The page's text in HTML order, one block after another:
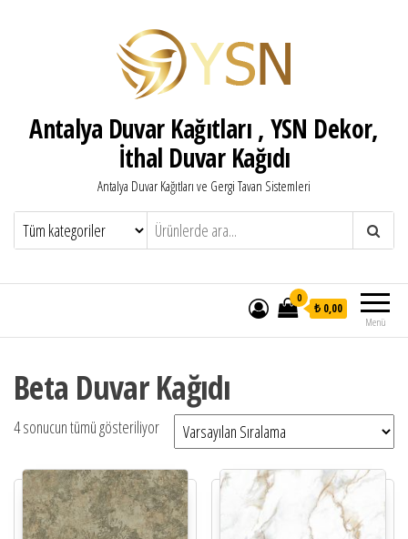
Antalya Duvar Kağıtları , YSN Dekor,
İthal Duvar Kağıdı
Antalya Duvar Kağıtları ve Gergi Tavan Sistemleri
Menü
0
₺ 0,00
Beta Duvar Kağıdı
4 sonucun tümü gösteriliyor